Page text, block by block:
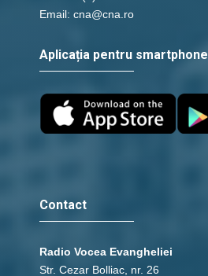
Email: cna@cna.ro
Aplicația pentru smartphone
Contact
Radio Vocea Evangheliei
Str. Cezar Bolliac, nr. 26